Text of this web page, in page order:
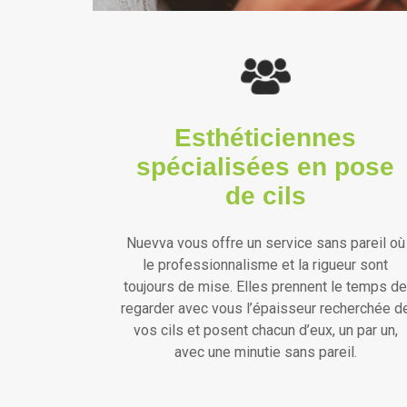
Esthéticiennes
spécialisées en pose
de cils
Nuevva vous offre un service sans pareil où
le professionnalisme et la rigueur sont
toujours de mise. Elles prennent le temps de
regarder avec vous l’épaisseur recherchée
vos cils et posent chacun d’eux, un par un,
avec une minutie sans pareil.